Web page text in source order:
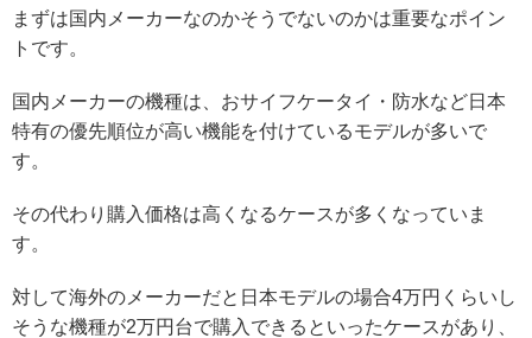
まずは国内メーカーなのかそうでないのかは重要なポイン
トです。
国内メーカーの機種は、おサイフケータイ・防水など日本
特有の優先順位が高い機能を付けているモデルが多いで
す。
その代わり購入価格は高くなるケースが多くなっていま
す。
対して海外のメーカーだと日本モデルの場合4万円くらいし
そうな機種が2万円台で購入できるといったケースがあり、